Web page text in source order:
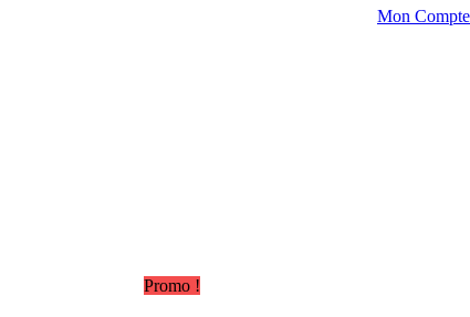
Mon Compte
Promo !